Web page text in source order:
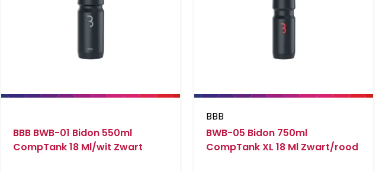
BBB BWB-01 Bidon 550ml
CompTank 18 Ml/wit Zwart
BBB
BWB-05 Bidon 750ml
CompTank XL 18 Ml Zwart/rood